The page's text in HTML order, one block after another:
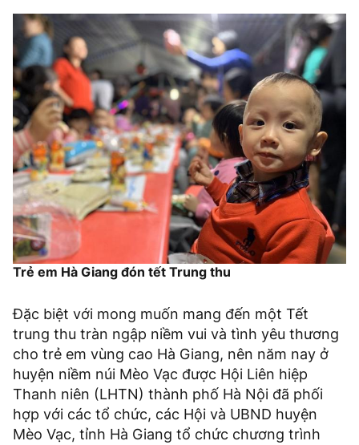
Trẻ em Hà Giang đón tết Trung thu
Đặc biệt với mong muốn mang đến một Tết
trung thu tràn ngập niềm vui và tình yêu thương
cho trẻ em vùng cao Hà Giang, nên năm nay ở
huyện niềm núi Mèo Vạc được Hội Liên hiệp
Thanh niên (LHTN) thành phố Hà Nội đã phối
hợp với các tổ chức, các Hội và UBND huyện
Mèo Vạc, tỉnh Hà Giang tổ chức chương trình